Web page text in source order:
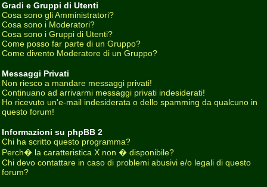
Gradi e Gruppi di Utenti
Cosa sono gli Amministratori?
Cosa sono i Moderatori?
Cosa sono i Gruppi di Utenti?
Come posso far parte di un Gruppo?
Come divento Moderatore di un Gruppo?
Messaggi Privati
Non riesco a mandare messaggi privati!
Continuano ad arrivarmi messaggi privati indesiderati!
Ho ricevuto un'e-mail indesiderata o dello spamming da qualcuno in
questo forum!
Informazioni su phpBB 2
Chi ha scritto questo programma?
Perch� la caratteristica X non � disponibile?
Chi devo contattare in caso di problemi abusivi e/o legali di questo
forum?